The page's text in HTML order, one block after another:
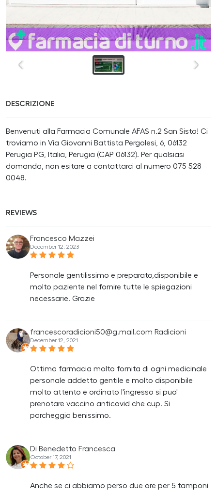
DESCRIZIONE
Benvenuti alla Farmacia Comunale AFAS n.2 San Sisto! Ci
troviamo in Via Giovanni Battista Pergolesi, 6, 06132
Perugia PG, Italia, Perugia (CAP 06132). Per qualsiasi
domanda, non esitare a contattarci al numero 075 528
0048.
REVIEWS
Francesco Mazzei
December 12, 2023
Personale gentilissimo e preparato,disponibile e
molto paziente nel fornire tutte le spiegazioni
necessarie. Grazie
francescoradicioni50@g.mail.com Radicioni
December 12, 2021
Ottima farmacia molto fornita di ogni medicinale
personale addetto gentile e molto disponibile
molto attento e ordinato l'ingresso si puo'
prenotare vaccino anticovid che cup. Si
parcheggia benissimo.
Di Benedetto Francesca
October 17, 2021
Anche se ci abbiamo perso due ore per 5 tamponi